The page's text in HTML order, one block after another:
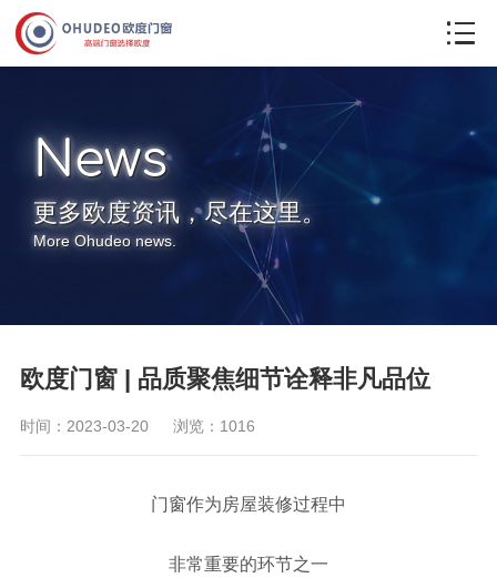
联系我们
News
更多欧度资讯，尽在这里。
More Ohudeo news.
欧度门窗 | 品质聚焦细节诠释非凡品位
时间：2023-03-20 浏览：1016
门窗作为房屋装修过程中
非常重要的环节之一